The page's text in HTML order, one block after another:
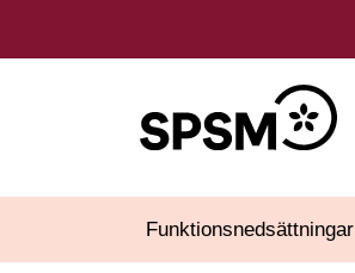
Funktionsnedsättningar